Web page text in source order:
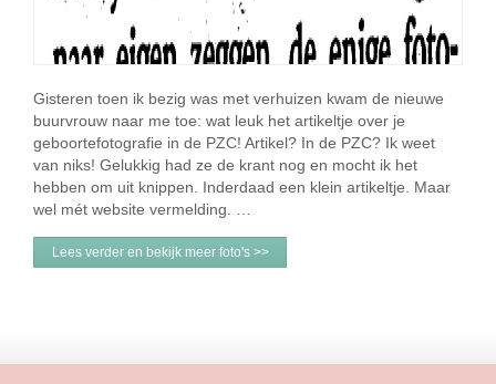
Gisteren toen ik bezig was met verhuizen kwam de nieuwe
buurvrouw naar me toe: wat leuk het artikeltje over je
geboortefotografie in de PZC! Artikel? In de PZC? Ik weet
van niks! Gelukkig had ze de krant nog en mocht ik het
hebben om uit knippen. Inderdaad een klein artikeltje. Maar
wel mét website vermelding. …
Lees verder en bekijk meer foto's >>